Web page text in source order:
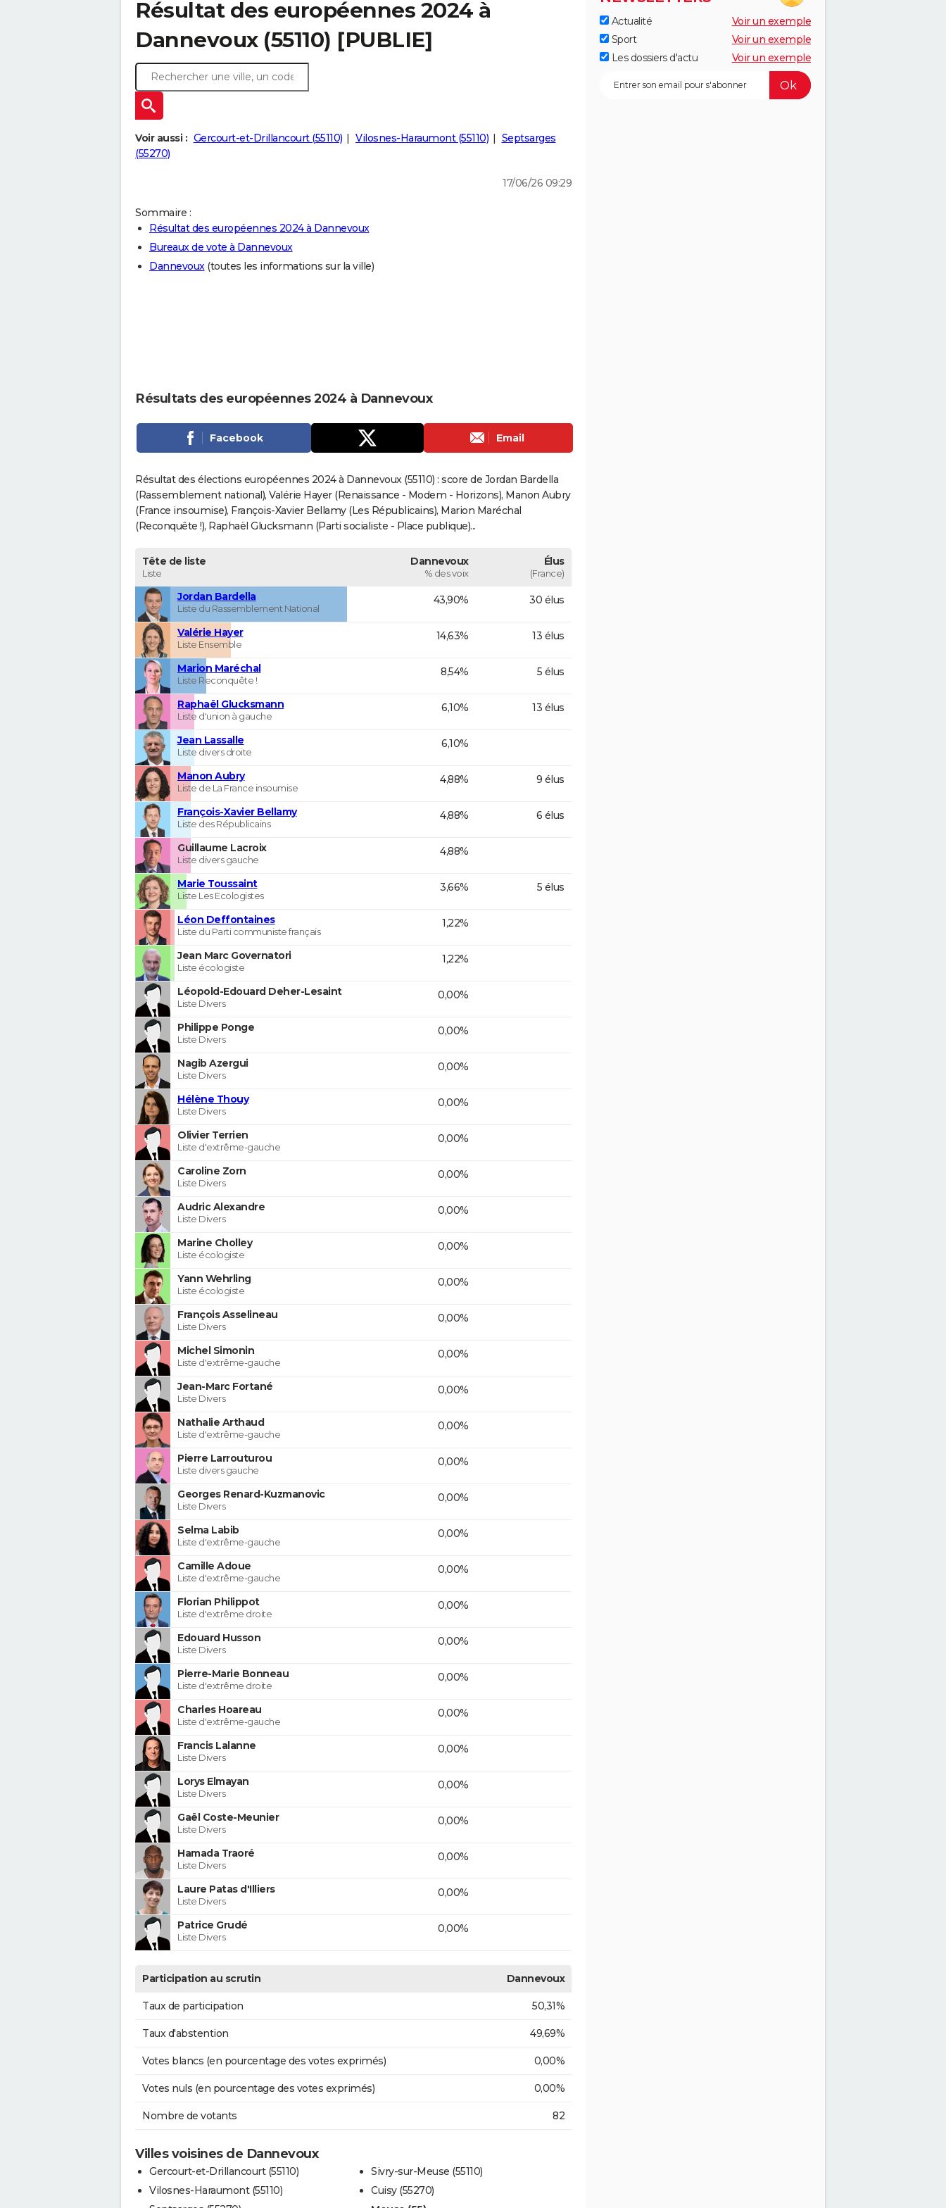
Résultat des européennes 2024 à
Dannevoux (55110) [PUBLIE]
Voir aussi : Gercourt-et-Drillancourt (55110) Vilosnes-Haraumont (55110)
Septsarges
(55270)
17/06/26 09:29
Sommaire :
Résultat des européennes 2024 à Dannevoux
Bureaux de vote à Dannevoux
Dannevoux(toutes les informations sur la ville)
Résultats des européennes 2024 à Dannevoux
Facebook Email
Résultat des élections européennes 2024 à Dannevoux (55110) : score de Jordan Bardella
(Rassemblement national), Valérie Hayer (Renaissance - Modem - Horizons), Manon Aubry
(France insoumise), François-Xavier Bellamy (Les Républicains), Marion Maréchal
(Reconquête !), Raphaël Glucksmann (Parti socialiste - Place publique)...
Tête de liste
Liste
Dannevoux
% des voix
Élus
(France)
Jordan Bardella
Liste du Rassemblement National
43,90% 30 élus
Valérie Hayer
Liste Ensemble
14,63% 13 élus
Marion Maréchal
Liste Reconquête !
8,54% 5 élus
Raphaël Glucksmann
Liste d'union à gauche
6,10% 13 élus
Jean Lassalle
Liste divers droite
6,10%
Manon Aubry
Liste de La France insoumise
4,88% 9 élus
François-Xavier Bellamy
Liste des Républicains
4,88% 6 élus
Guillaume Lacroix
Liste divers gauche
4,88%
Marie Toussaint
Liste Les Ecologistes
3,66% 5 élus
Léon Deffontaines
Liste du Parti communiste français
1,22%
Jean Marc Governatori
Liste écologiste
1,22%
Léopold-Edouard Deher-Lesaint
Liste Divers
0,00%
Philippe Ponge
Liste Divers
0,00%
Nagib Azergui
Liste Divers
0,00%
Hélène Thouy
Liste Divers
0,00%
Olivier Terrien
Liste d'extrême-gauche
0,00%
Caroline Zorn
Liste Divers
0,00%
Audric Alexandre
Liste Divers
0,00%
Marine Cholley
Liste écologiste
0,00%
Yann Wehrling
Liste écologiste
0,00%
François Asselineau
Liste Divers
0,00%
Michel Simonin
Liste d'extrême-gauche
0,00%
Jean-Marc Fortané
Liste Divers
0,00%
Nathalie Arthaud
Liste d'extrême-gauche
0,00%
Pierre Larrouturou
Liste divers gauche
0,00%
Georges Renard-Kuzmanovic
Liste Divers
0,00%
Selma Labib
Liste d'extrême-gauche
0,00%
Camille Adoue
Liste d'extrême-gauche
0,00%
Florian Philippot
Liste d'extrême droite
0,00%
Edouard Husson
Liste Divers
0,00%
Pierre-Marie Bonneau
Liste d'extrême droite
0,00%
Charles Hoareau
Liste d'extrême-gauche
0,00%
Francis Lalanne
Liste Divers
0,00%
Lorys Elmayan
Liste Divers
0,00%
Gaël Coste-Meunier
Liste Divers
0,00%
Hamada Traoré
Liste Divers
0,00%
Laure Patas d'Illiers
Liste Divers
0,00%
Patrice Grudé
Liste Divers
0,00%
Participation au scrutin Dannevoux
Taux de participation 50,31%
Taux d'abstention 49,69%
Votes blancs (en pourcentage des votes exprimés) 0,00%
Votes nuls (en pourcentage des votes exprimés) 0,00%
Nombre de votants 82
Villes voisines de Dannevoux
Gercourt-et-Drillancourt (55110)
Vilosnes-Haraumont (55110)
Sivry-sur-Meuse (55110)
Cuisy (55270)
Actualité
Voir un exemple
Sport
Voir un exemple
Les dossiers d'actu
Voir un exemple